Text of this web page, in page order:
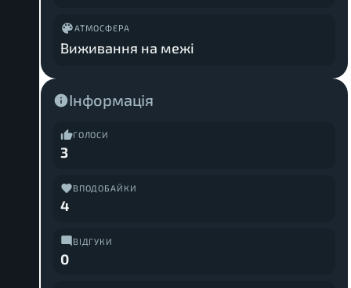
АТМОСФЕРА
Виживання на межі
Інформація
ГОЛОСИ
3
ВПОДОБАЙКИ
4
ВІДГУКИ
0